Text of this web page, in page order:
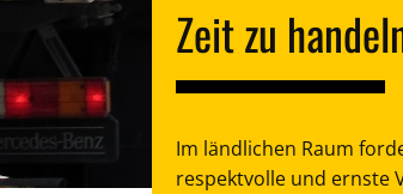
Zeit zu
Im ländlichen Raum
respektvolle und ernste